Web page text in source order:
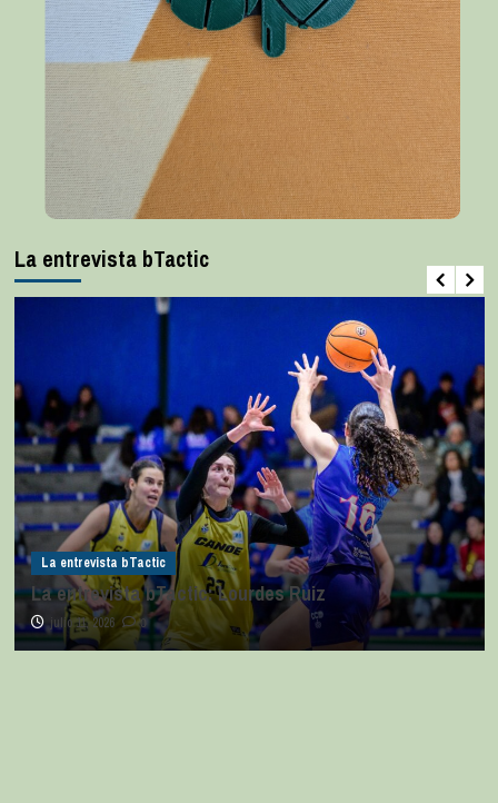
La entrevista bTactic
La entrevista bTactic
La entrevista bTactic: Lourdes Ruiz
julio 11, 2026 0